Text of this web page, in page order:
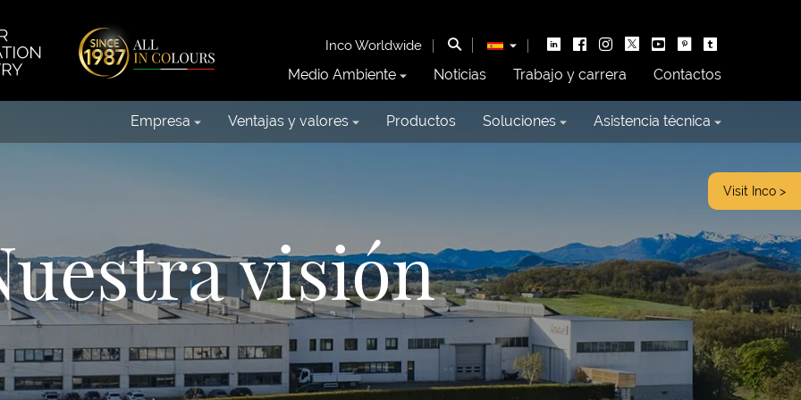
Inco Worldwide
Medio Ambiente Noticias Trabajo y carrera Contactos
Empresa Ventajas y valores Productos Soluciones Asistencia técnica
Visit Inco >
visión